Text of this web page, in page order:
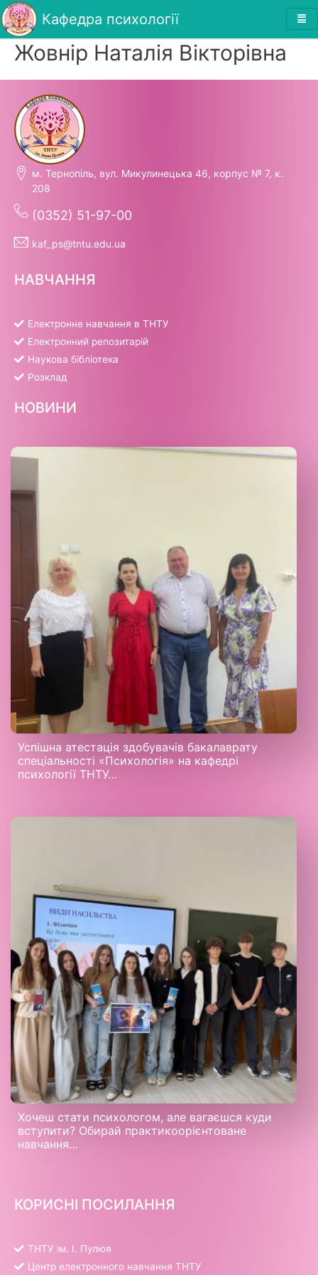
Кафедра психології
Жовнір Наталія Вікторівна
м. Тернопіль, вул. Микулинецька 46, корпус № 7, к.
208
(0352) 51-97-00
kaf_ps@tntu.edu.ua
НАВЧАННЯ
Електронне навчання в ТНТУ
Електронний репозитарій
Наукова бібліотека
Розклад
НОВИНИ
Успішна атестація здобувачів бакалаврату
спеціальності «Психологія» на кафедрі
психології ТНТУ…
Хочеш стати психологом, але вагаєшся куди
вступити? Обирай практикоорієнтоване
навчання…
КОРИСНІ ПОСИЛАННЯ
ТНТУ ім. І. Пулюя
Центр електронного навчання ТНТУ